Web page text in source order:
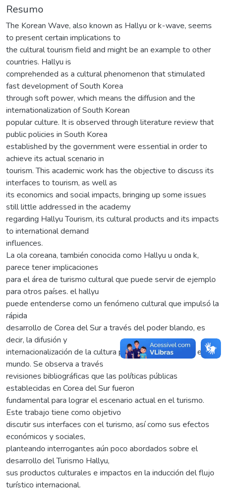
Resumo
The Korean Wave, also known as Hallyu or k-wave, seems
to present certain implications to
the cultural tourism field and might be an example to other
countries. Hallyu is
comprehended as a cultural phenomenon that stimulated
fast development of South Korea
through soft power, which means the diffusion and the
internationalization of South Korean
popular culture. It is observed through literature review that
public policies in South Korea
established by the government were essential in order to
achieve its actual scenario in
tourism. This academic work has the objective to discuss its
interfaces to tourism, as well as
its economics and social impacts, bringing up some issues
still little addressed in the academy
regarding Hallyu Tourism, its cultural products and its impacts
to international demand
influences.
La ola coreana, también conocida como Hallyu u onda k,
parece tener implicaciones
para el área de turismo cultural que puede servir de ejemplo
para otros países. el hallyu
puede entenderse como un fenómeno cultural que impulsó la
rápida
desarrollo de Corea del Sur a través del poder blando, es
decir, la difusión y
internacionalización de la cultura popular surcoreana en el
mundo. Se observa a través
revisiones bibliográficas que las políticas públicas
establecidas en Corea del Sur fueron
fundamental para lograr el escenario actual en el turismo.
Este trabajo tiene como objetivo
discutir sus interfaces con el turismo, así como sus efectos
económicos y sociales,
planteando interrogantes aún poco abordados sobre el
desarrollo del Turismo Hallyu,
sus productos culturales e impactos en la inducción del flujo
turístico internacional.